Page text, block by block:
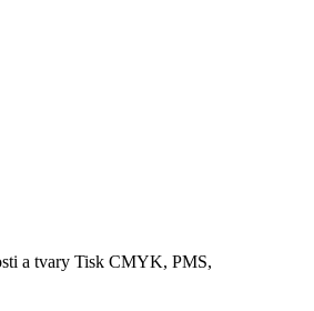
a tvary Tisk CMYK, PMS,